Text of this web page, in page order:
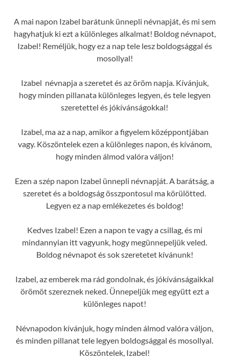
A mai napon Izabel barátunk ünnepli névnapját, és mi sem
hagyhatjuk ki ezt a különleges alkalmat! Boldog névnapot,
Izabel! Reméljük, hogy ez a nap tele lesz boldogsággal és
mosollyal!
Izabel névnapja a szeretet és az öröm napja. Kívánjuk,
hogy minden pillanata különleges legyen, és tele legyen
szeretettel és jókívánságokkal!
Izabel, ma az a nap, amikor a figyelem középpontjában
vagy. Köszöntelek ezen a különleges napon, és kívánom,
hogy minden álmod valóra váljon!
Ezen a szép napon Izabel ünnepli névnapját. A barátság, a
szeretet és a boldogság összpontosul ma körülötted.
Legyen ez a nap emlékezetes és boldog!
Kedves Izabel! Ezen a napon te vagy a csillag, és mi
mindannyian itt vagyunk, hogy megünnepeljük veled.
Boldog névnapot és sok szeretetet kívánunk!
Izabel, az emberek ma rád gondolnak, és jókívánságaikkal
örömöt szereznek neked. Ünnepeljük meg együtt ezt a
különleges napot!
Névnapodon kívánjuk, hogy minden álmod valóra váljon,
és minden pillanat tele legyen boldogsággal és mosollyal.
Köszöntelek, Izabel!